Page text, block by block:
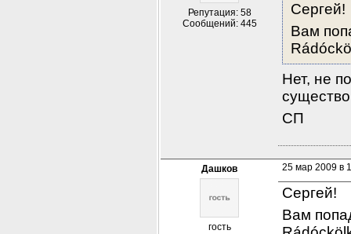
Репутация: 58
Сообщений: 445
Сергей!
Вам
Нет, не
СП
Дашков
гость
25 мар 2009 в
Сергей!
Вам